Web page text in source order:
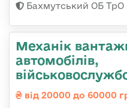
Бахмутський ОБ ТрО
Механік
автомобілів,
від 20000 до 60000